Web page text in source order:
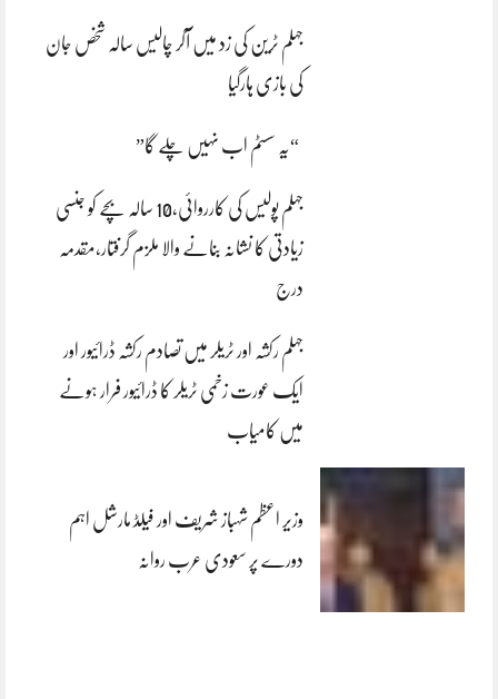
جہلم ٹرین کی زد میں آکر چالیس سالہ شخص جان
کی بازی ہارگیا
“یہ سسٹم اب نہیں چلے گا”
جہلم پولیس کی کارروائی،10 سالہ بچے کو جنسی
زیادتی کا نشانہ بنانے والا ملزم گرفتار،مقدمہ
درج
جہلم رکشہ اور ٹریلر میں تصادم رکشہ ڈرائیور اور
ایک عورت زخمی ٹریلر کا ڈرائیور فرار ہونے
میں کامیاب
وزیر اعظم شہباز شریف اور فیلڈ مارشل اہم
دورے پر سعودی عرب روانہ